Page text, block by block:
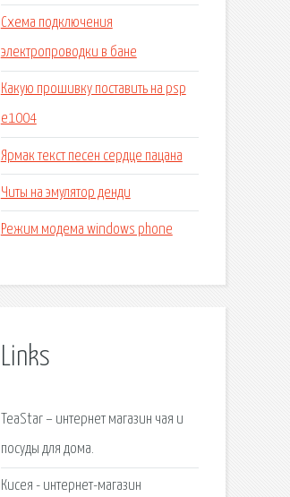
Схема подключения
электропроводки в бане
Какую прошивку поставить на psp
e1004
Ярмак текст песен сердце пацана
Читы на эмулятор денди
Режим модема windows phone
Links
TeaStar – интернет магазин чая и
посуды для дома.
Кисея - интернет-магазин